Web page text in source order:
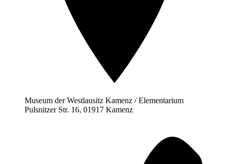
Museum der Westlausitz Kamenz / Elementarium
Pulsnitzer Str. 16, 01917 Kamenz